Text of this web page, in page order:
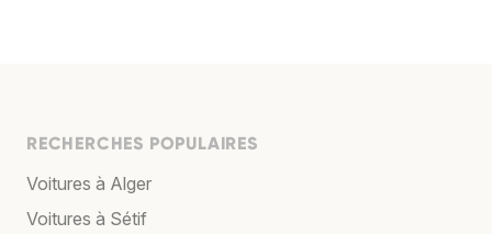
RECHERCHES POPULAIRES
Voitures à Alger
Voitures à Sétif